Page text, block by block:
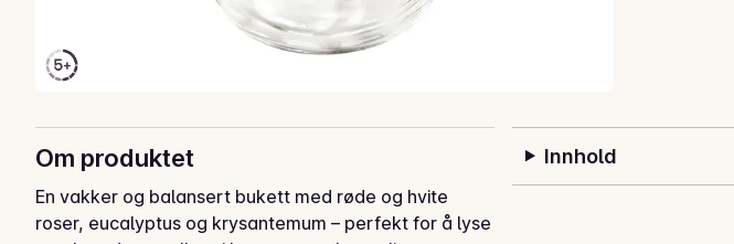
Om produktet
En vakker og balansert bukett med røde og hvite
roser, eucalyptus og krysantemum – perfekt for å lyse
Innhold